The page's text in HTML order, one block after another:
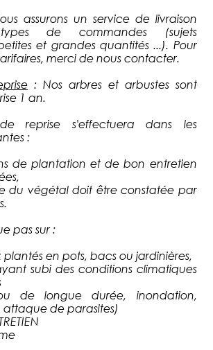
assurons un service de livraison
de commandes (sujets
et grandes quantités ...). Pour
merci de nous contacter.
: Nos arbres et arbustes sont
1 an.
reprise s'effectuera dans les
:
de plantation et de bon entretien
du végétal doit être constatée par
pas sur :
en pots, bacs ou jardinières,
subi des conditions climatiques
de longue durée, inondation,
de parasites)